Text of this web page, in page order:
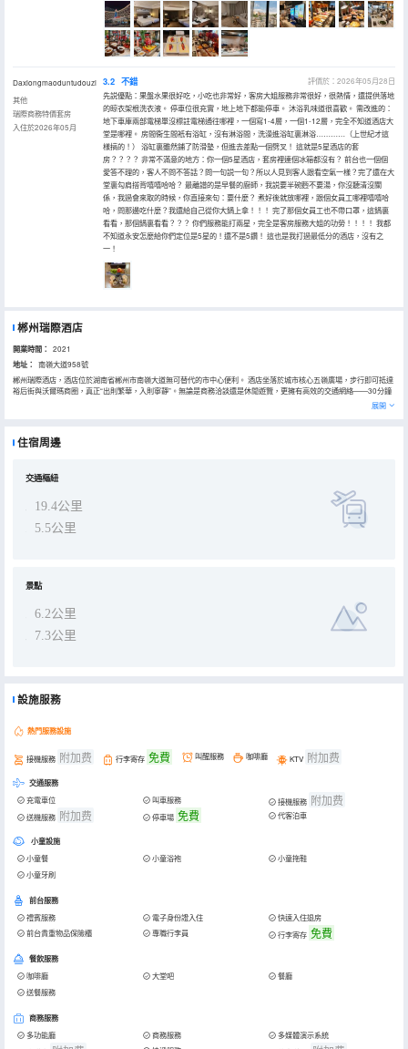
Daxiongmaoduntudouzi
其他
瑞際商務特價套房
入住於2026年05月
3.2 不錯
評價於：2026年05月28日
先説優點：果盤水果很好吃，小吃也非常好，客房大姐服務非常很好，很熱情，還提供落地
的晾衣架根洗衣液。 停車位很充實，地上地下都能停車。 沐浴乳味道很喜歡。 需改進的：
地下車庫兩部電梯單沒標註電梯通往哪裡，一個寫1-4層，一個1-12層，完全不知道酒店大
堂是哪裡。 房間衞生間衹有浴缸，沒有淋浴間，洗澡進浴缸裏淋浴…………（上世紀才這
樣搞的！） 浴缸裏雖然鋪了防滑墊，但進去差點一個劈叉！ 這就是5星酒店的套
房？？？？ 非常不滿意的地方：你一個5星酒店，套房裡連個冰箱都沒有？ 前台也一個個
愛答不理的，客人不問不答話？問一句説一句？所以人見到客人跟看空氣一樣？完了還在大
堂裏勾肩搭背嘻嘻哈哈？ 最離譜的是早餐的廚師，我説要半碗麪不要湯，你沒聽清沒關
係，我過會來取的時候，你直接來句：要什麼？ 煮好後就放哪裡，跟個女員工哪裡嘻嘻哈
哈，問那邊吃什麼？我還給自己從你大鍋上拿！！！ 完了那個女員工也不帶口罩，這鍋裏
看看，那個鍋裏看看？？？ 你們服務能打兩星，完全是客房服務大姐的功勞！！！！ 我都
不知道永安怎麼給你們定位是5星的！還不是5鑽！ 這也是我打過最低分的酒店，沒有之
一！
郴州瑞際酒店
開業時間： 2021
地址：
南嶺大道958號
郴州瑞際酒店，酒店位於湖南省郴州市南嶺大道無可替代的市中心便利。 酒店坐落於城市核心五嶺廣場，步行即可抵達
裕后街與沃爾瑪商圈，真正“出則繁華，入則寧靜”。無論是商務洽談還是休閒遊覽，更擁有高效的交通網絡——30分鐘
直達北湖機場，20分鐘快至郴州西高鐵站與火車站，讓您的每一段行程都從容不迫。全能的空間滿足所有想象。 瑞際以
4.5萬平方米的空間容納了旅途的每一種可能。寬敞明亮的智能客房是您舒適的歸處；可容納600人的豪華宴會廳及多個
選擇郴州瑞際，即是選擇一種高效、舒心且充滿格調的旅居方式。無論是重要的商務活動、温馨的家庭假期，還是浪漫
展開
住宿周邊
交通樞紐
19.4公里
5.5公里
景點
6.2公里
7.3公里
設施服務
熱門服務設施
接機服務 附加费 行李寄存 免費 叫醒服務 咖啡廳 KTV 附加费
交通服務
充電車位 叫車服務 接機服務 附加费
送機服務 附加费 停車場 免費 代客泊車
小童設施
小童餐 小童浴袍
小童拖鞋
小童牙刷
前台服務
禮賓服務 電子身份證入住
快速入住退房
前台貴重物品保險櫃
專職行李員 行李寄存 免費
餐飲服務
咖啡廳 大堂吧
餐廳
送餐服務
商務服務
多功能廳 商務服務
多媒體演示系統